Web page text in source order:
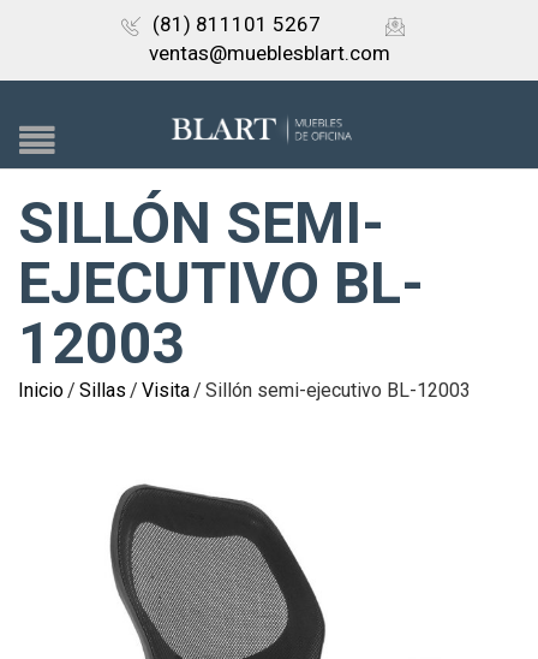
(81) 811101 5267
ventas@mueblesblart.com
SILLÓN SEMI-
EJECUTIVO BL-
12003
Inicio/ Sillas / Visita/ Sillón semi-ejecutivo BL-12003